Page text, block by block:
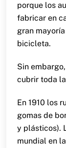
porque los
fabricar en
gran
bicicleta.
Sin
cubrir toda
En 1910 los
gomas de
y plásticos).
mundial en